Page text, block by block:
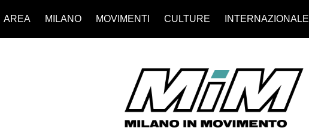
AREA MILANO MOVIMENTI CULTURE INTERNAZIONALE